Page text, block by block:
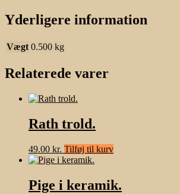
Yderligere information
Vægt 0.500 kg
Relaterede varer
Rath trold.
49.00 kr. Tilføj til kurv
Pige i keramik.